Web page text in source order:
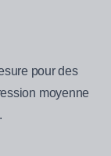
pour des
moyenne